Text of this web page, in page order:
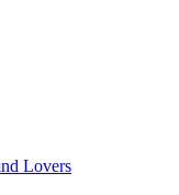
Lovers